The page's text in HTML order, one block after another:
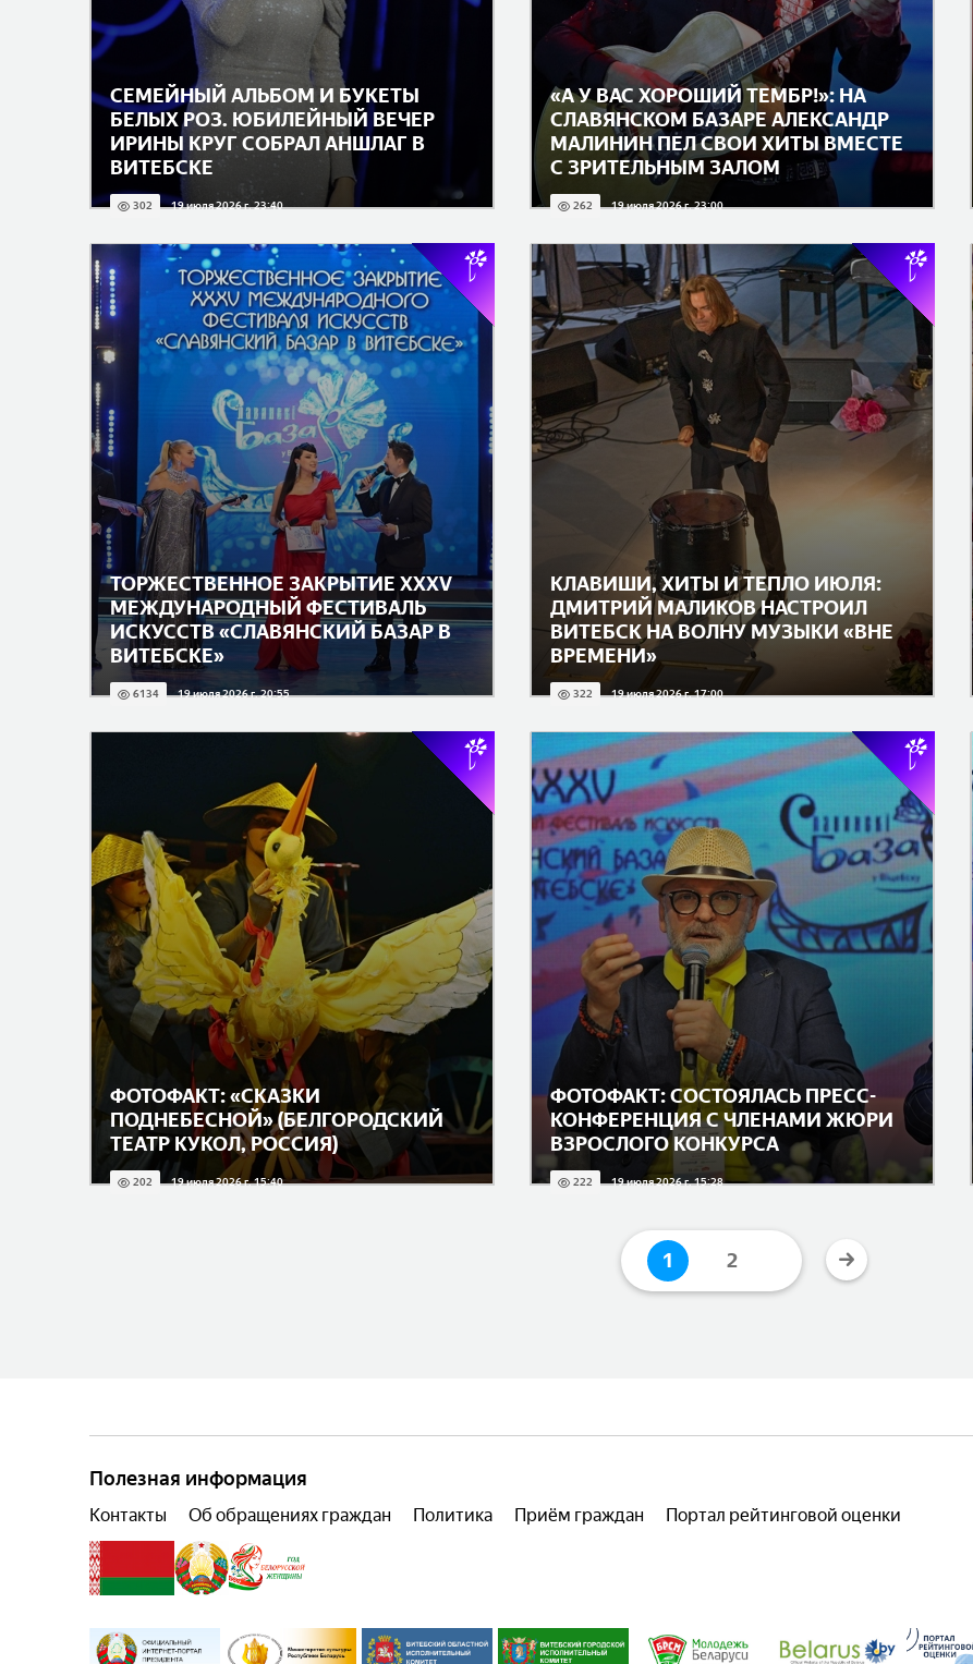
СЕМЕЙНЫЙ АЛЬБОМ И БУКЕТЫ
БЕЛЫХ РОЗ. ЮБИЛЕЙНЫЙ ВЕЧЕР
ИРИНЫ КРУГ СОБРАЛ АНШЛАГ В
ВИТЕБСКЕ
302 19 июля 2026 г. 23:40
«А У ВАС ХОРОШИЙ ТЕМБР!»: НА
СЛАВЯНСКОМ БАЗАРЕ АЛЕКСАНДР
МАЛИНИН ПЕЛ СВОИ ХИТЫ ВМЕСТЕ
С ЗРИТЕЛЬНЫМ ЗАЛОМ
262 19 июля 2026 г. 23:00
ТОРЖЕСТВЕННОЕ ЗАКРЫТИЕ XXXV
МЕЖДУНАРОДНЫЙ ФЕСТИВАЛЬ
ИСКУССТВ «СЛАВЯНСКИЙ БАЗАР В
ВИТЕБСКЕ»
6134 19 июля 2026 г. 20:55
КЛАВИШИ, ХИТЫ И ТЕПЛО ИЮЛЯ:
ДМИТРИЙ МАЛИКОВ НАСТРОИЛ
ВИТЕБСК НА ВОЛНУ МУЗЫКИ «ВНЕ
ВРЕМЕНИ»
322 19 июля 2026 г. 17:00
ФОТОФАКТ: «СКАЗКИ
ПОДНЕБЕСНОЙ» (БЕЛГОРОДСКИЙ
ТЕАТР КУКОЛ, РОССИЯ)
202 19 июля 2026 г. 15:40
ФОТОФАКТ: СОСТОЯЛАСЬ ПРЕСС-
КОНФЕРЕНЦИЯ С ЧЛЕНАМИ ЖЮРИ
ВЗРОСЛОГО КОНКУРСА
222 19 июля 2026 г. 15:28
1 2
Полезная информация
Контакты Об обращениях граждан Политика Приём граждан Портал рейтинговой оценки